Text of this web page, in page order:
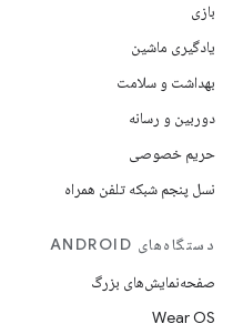
بازی
یادگیری ماشین
بهداشت و سلامت
دوربین و رسانه
حریم خصوصی
نسل پنجم شبکه تلفن همراه
دستگاه‌های ANDROID
صفحه‌نمایش‌های بزرگ
Wear OS